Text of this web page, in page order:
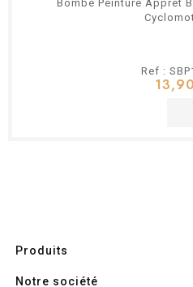
Bombe Peinture Appret
Ref :
Produits
Notre société